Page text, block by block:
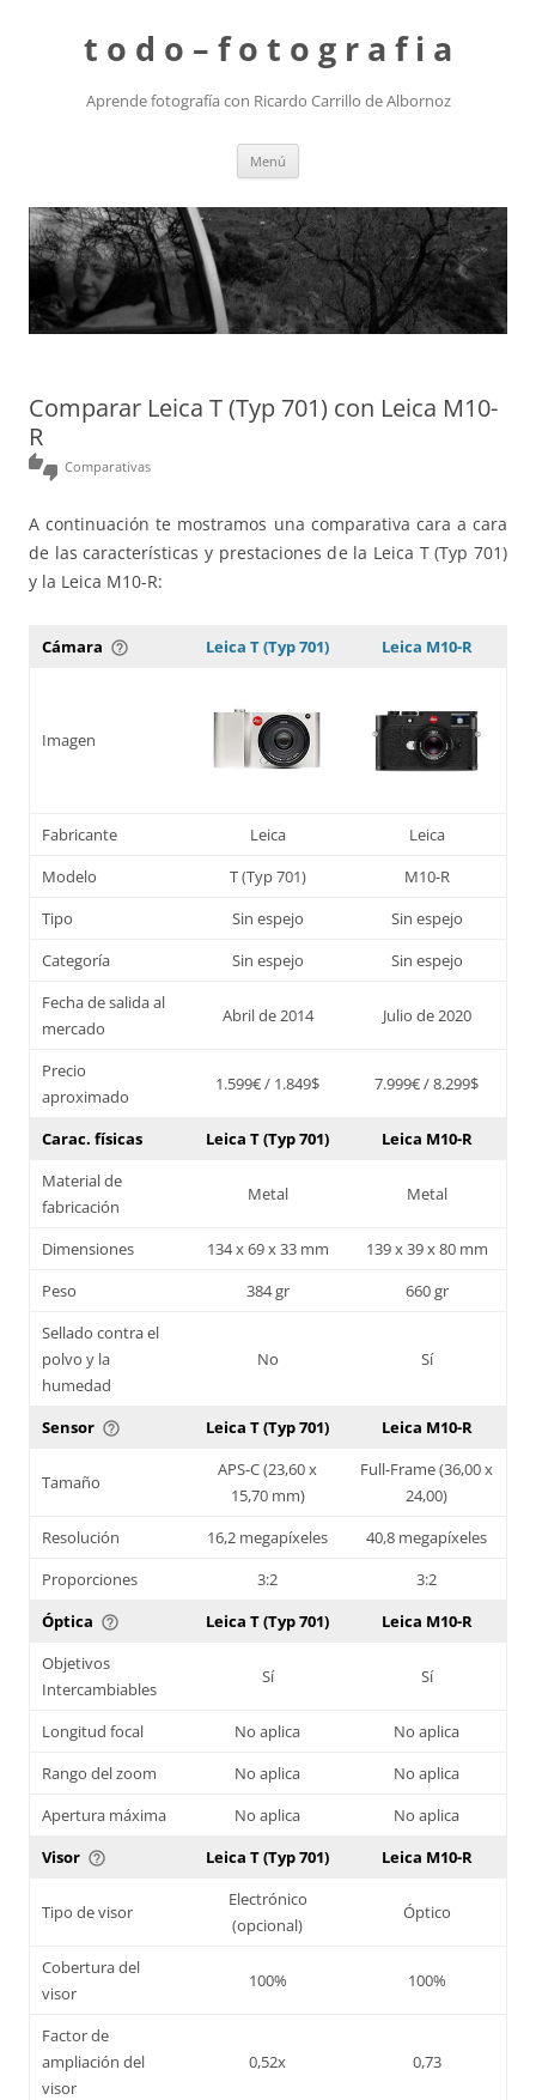
t o d o – f o t o g r a f i a
Aprende fotografía con Ricardo Carrillo de Albornoz
Menú
Comparar Leica T (Typ 701) con Leica M10-
R
thumbs_up_down Comparativas
A continuación te mostramos una comparativa cara a cara
de las características y prestaciones de la Leica T (Typ 701)
y la Leica M10-R:
Cámara help_outline Leica T (Typ 701) Leica M10-R
Imagen
Fabricante Leica
Leica
Modelo
T (Typ 701)
M10-R
Tipo
Sin espejo
Sin espejo
Categoría
Sin espejo
Sin espejo
Fecha de salida al
mercado
Abril de 2014 Julio de 2020
Precio
aproximado
1.599€ / 1.849$ 7.999€ / 8.299$
Carac. físicas Leica T (Typ 701)
Leica M10-R
Material de
fabricación
Metal Metal
Dimensiones 134 x 69 x 33 mm
139 x 39 x 80 mm
Peso
384 gr
660 gr
Sellado contra el
polvo y la
humedad
No Sí
Sensor help_outline Leica T (Typ 701) Leica M10-R
Tamaño
APS-C (23,60 x
15,70 mm)
Full-Frame (36,00 x
24,00)
Resolución
16,2 megapíxeles
40,8 megapíxeles
Proporciones
3:2
3:2
Óptica help_outline Leica T (Typ 701)
Leica M10-R
Objetivos
Intercambiables
Sí Sí
Longitud focal No aplica
No aplica
Rango del zoom
No aplica
No aplica
Apertura máxima
No aplica
No aplica
Visor help_outline Leica T (Typ 701) Leica M10-R
Tipo de visor
Electrónico
(opcional)
Óptico
Cobertura del
visor
100% 100%
Factor de
ampliación del
visor
0,52x 0,73